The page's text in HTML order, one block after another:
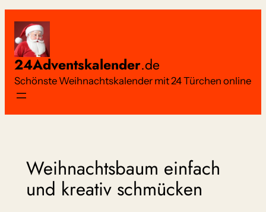
Inhalt
springen
24Adventskalender.de
Schönste Weihnachtskalender mit 24 Türchen online
Weihnachtsbaum einfach
und kreativ schmücken